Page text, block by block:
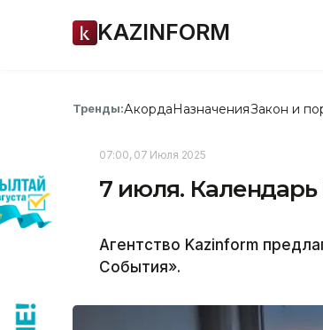
KAZINFORM
Тренды:АкордаНазначенияЗакон и
07:00, 07 Июля 2025
7 июля.
Агентство Kazinform
События».